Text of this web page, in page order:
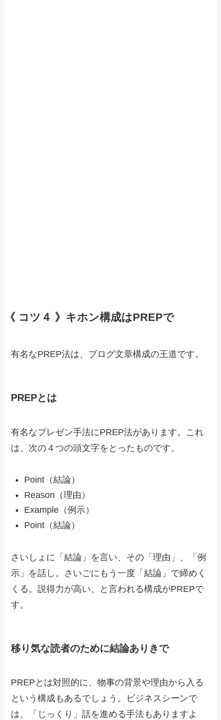
《 コツ４ 》キホン構成はPREPで
有名なPREP法は、ブログ文章構成の王道です。
PREPとは
有名なプレゼン手法にPREP法があります。これ
は、次の４つの頭文字をとったものです。
Point（結論）
Reason（理由）
Example（例示）
Point（結論）
さいしょに「結論」を言い、その「理由」、「例
示」を話し。さいごにもう一度「結論」で締めく
くる。説得力が高い、と言われる構成がPREPで
す。
移り気な読者のために結論ありきで
PREPとは対照的に、物事の背景や理由から入る
という構成もあるでしょう。ビジネスシーンで
は、「じっくり」話を進める手法もありますよ